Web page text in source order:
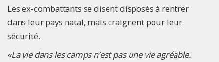
Les ex-combattants se disent disposés à rentrer
dans leur pays natal, mais craignent pour leur
sécurité.
«La vie dans les camps n’est pas une vie agréable.